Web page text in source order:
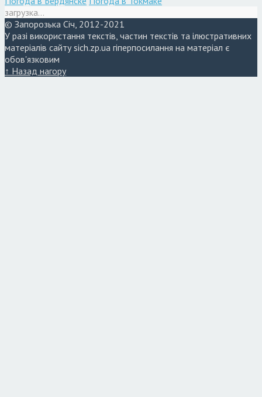
загрузка...
© Запорозька Січ, 2012-2021
У разі використання текстів, частин текстів та ілюстративних
матеріалів сайту sich.zp.ua гіперпосилання на матеріал є
обов'язковим
↑ Назад нагору